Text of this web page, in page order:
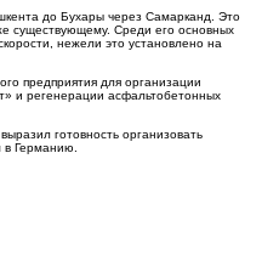
до Бухары через Самарканд. Это
существующему. Среди его основных
нежели это установлено на
предприятия для организации
и регенерации асфальтобетонных
готовность организовать
в Германию.